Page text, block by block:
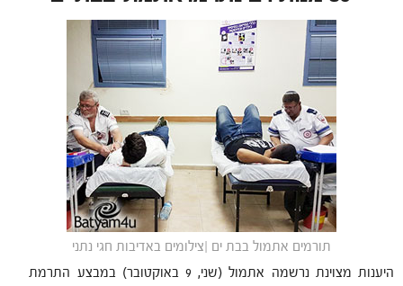
תורמים אתמול בבת ים |צילומים באדיבות חגי נתני
היענות מצוינת נרשמה אתמול (שני, 9 באוקטובר) במבצע התרמת